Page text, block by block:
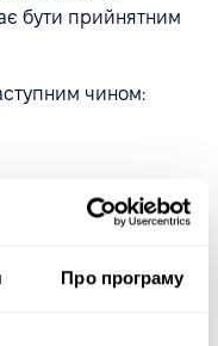
Про програму
бути прийнятним
чином:
на регулярній
Найм нових